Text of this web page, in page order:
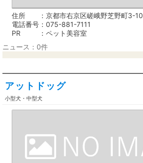
住所
京都市右京区嵯峨野芝野町3-10
電話番号
075-881-7111
PR
ペット美容室
ニュース：0件
アットドッグ
小型犬・中型犬